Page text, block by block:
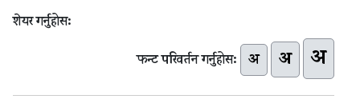
शेयर गर्नुहोस:
फन्ट परिवर्तन गर्नुहोस: अ अ अ